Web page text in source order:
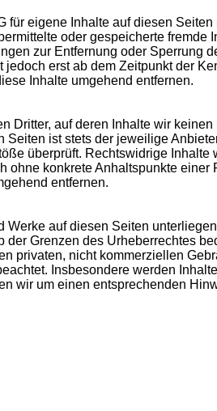
eigene Inhalte auf diesen
oder gespeicherte
zur Entfernung oder Sperrung
erst ab dem Zeitpunkt der
Inhalte umgehend entfernen.
Dritter, auf deren Inhalte wir
ist stets der jeweilige
überprüft. Rechtswidrige
konkrete Anhaltspunkte
entfernen.
auf diesen Seiten
Grenzen des Urheberrechtes
privaten, nicht kommerziellen
Insbesondere werden
wir um einen entsprechenden